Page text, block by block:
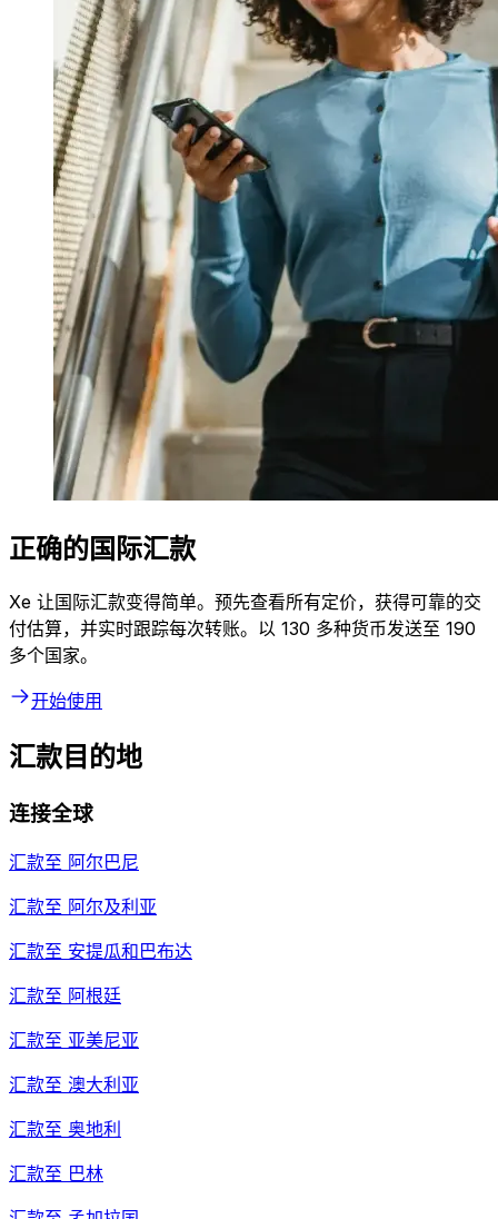
正确的国际汇款
Xe 让国际汇款变得简单。预先查看所有定价，获得可靠的交
付估算，并实时跟踪每次转账。以 130 多种货币发送至 190
多个国家。
开始使用
汇款目的地
连接全球
汇款至 阿尔巴尼
汇款至 阿尔及利亚
汇款至 安提瓜和巴布达
汇款至 阿根廷
汇款至 亚美尼亚
汇款至 澳大利亚
汇款至 奥地利
汇款至 巴林